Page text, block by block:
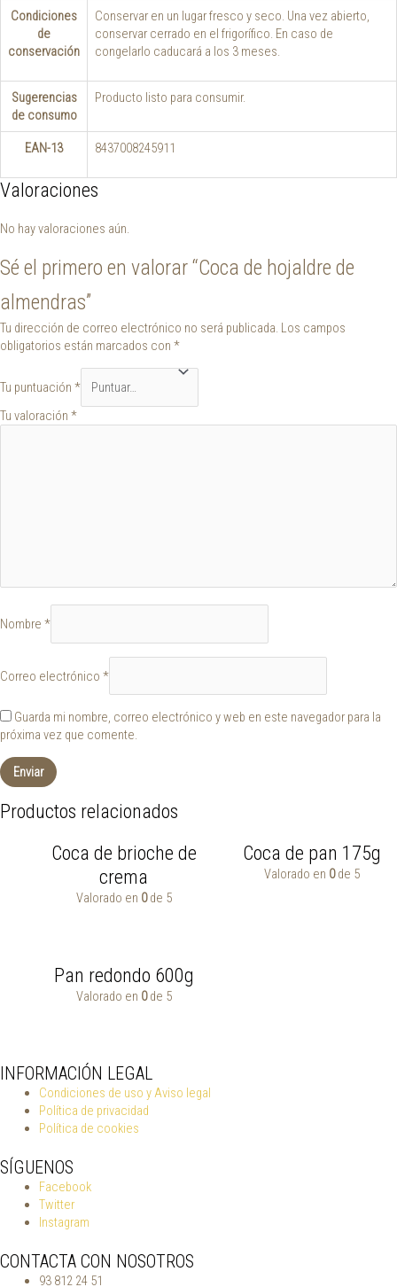
Condiciones
de
conservación
Conservar en un lugar fresco y seco. Una vez abierto,
conservar cerrado en el frigorífico. En caso de
congelarlo caducará a los 3 meses.
Sugerencias
de consumo
Producto listo para consumir.
EAN-13 8437008245911
Valoraciones
No hay valoraciones aún.
Sé el primero en valorar “Coca de hojaldre de
almendras”
Tu dirección de correo electrónico no será publicada. Los campos
obligatorios están marcados con *
Tu puntuación *
Tu valoración *
Nombre *
Correo electrónico *
Guarda mi nombre, correo electrónico y web en este navegador para la
próxima vez que comente.
Productos relacionados
Coca de brioche de
crema
Valorado en 0de 5
Coca de pan 175g
Valorado en 0de 5
Pan redondo 600g
Valorado en 0de 5
INFORMACIÓN LEGAL
Condiciones de uso y Aviso legal
Política de privacidad
Política de cookies
SÍGUENOS
Facebook
Twitter
Instagram
CONTACTA CON NOSOTROS
93 812 24 51